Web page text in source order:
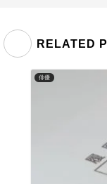
RELATED
俳優